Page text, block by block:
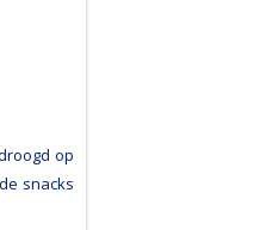
op
snacks